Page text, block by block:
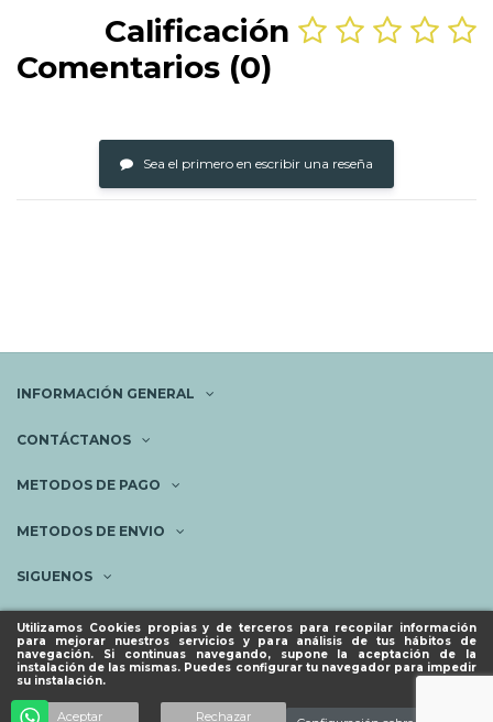
Utilizamos Cookies propias y de terceros para recopilar información
para mejorar nuestros servicios y para análisis de tus hábitos de
navegación. Si continuas navegando, supone la aceptación de la
instalación de las mismas. Puedes configurar tu navegador para impedir
su instalación.
Aceptar RechazarAñadir al carrito
Calificación
Comentarios (0)
Sea el primero en escribir una reseña
INFORMACIÓN GENERAL
CONTÁCTANOS
METODOS DE PAGO
METODOS DE ENVIO
SIGUENOS
NEWSLETTER